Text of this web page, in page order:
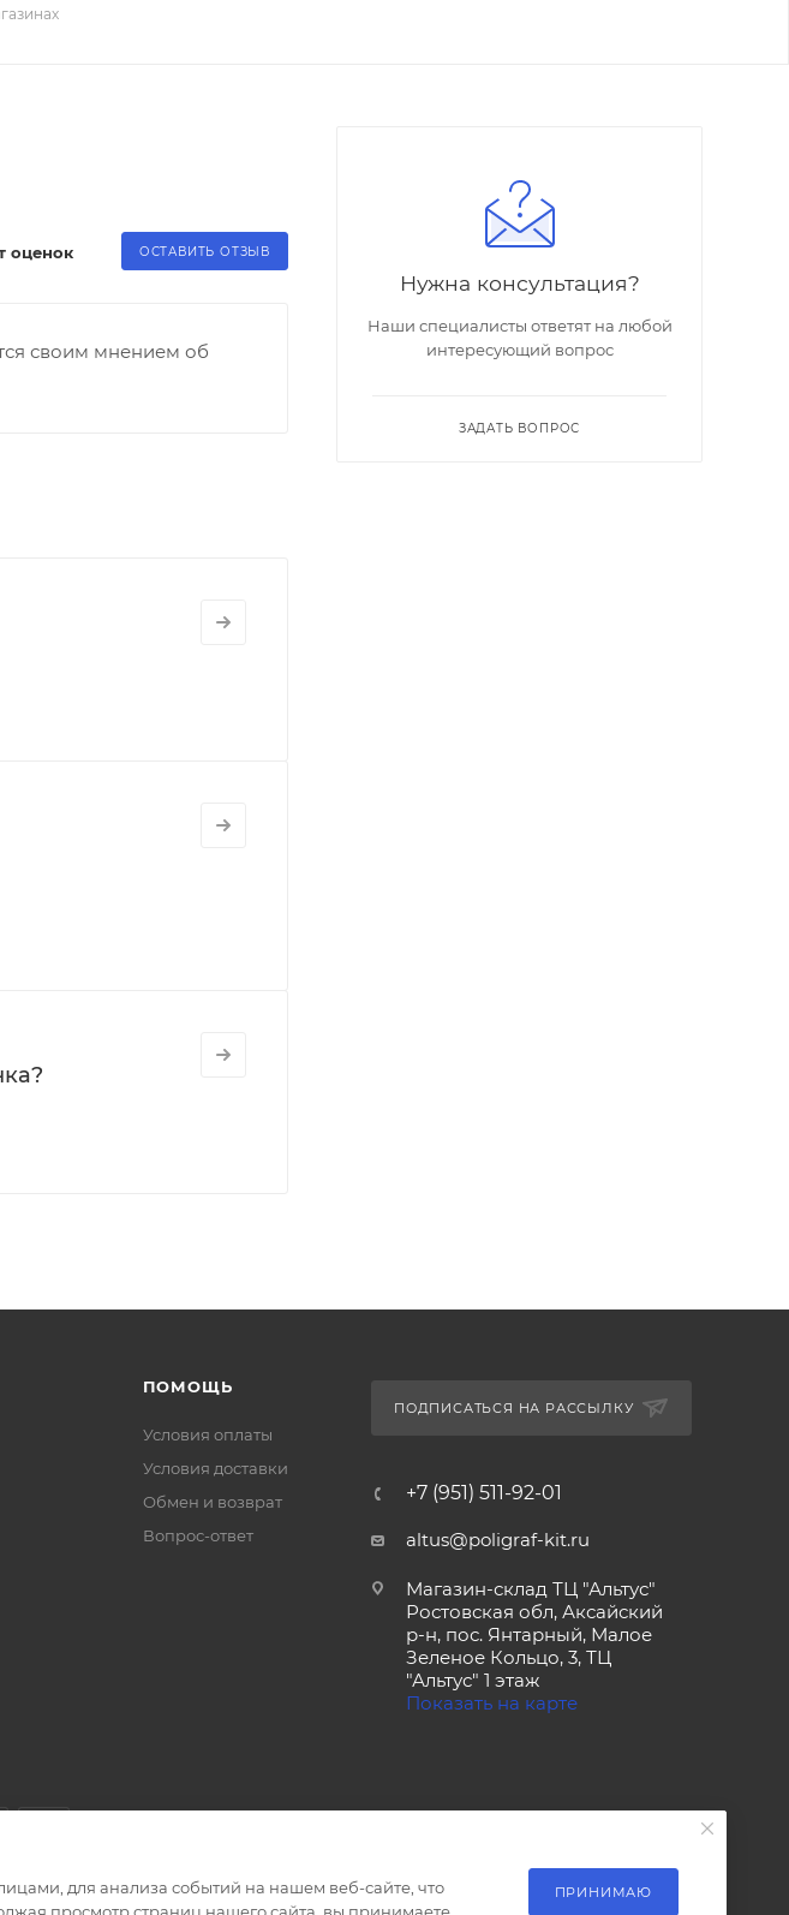
оценок ОСТАВИТЬ ОТЗЫВ
своим мнением об
Нужна консультация?
Наши специалисты ответят на любой
интересующий вопрос
ЗАДАТЬ ВОПРОС
ПОМОЩЬ
Условия оплаты
Условия доставки
Обмен и возврат
Вопрос-ответ
ПОДПИСАТЬСЯ НА РАССЫЛКУ
+7 (951) 511-92-01
altus@poligraf-kit.ru
Магазин-склад ТЦ "Альтус"
Ростовская обл, Аксайский
р-н, пос. Янтарный, Малое
Зеленое Кольцо, 3, ТЦ
"Альтус" 1 этаж
Показать на карте
для анализа событий на нашем веб-сайте, что
ПРИНИМАЮ